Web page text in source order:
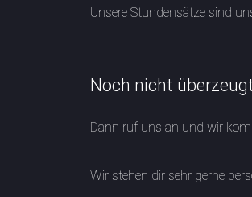
Unsere Stundensätze sind
Noch nicht
Dann ruf uns an und wir
Wir stehen dir sehr gerne